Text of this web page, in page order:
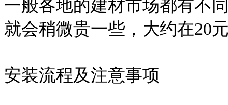
一般各地的建材市场都有不
就会稍微贵一些，大约在20
安装流程及注意事项